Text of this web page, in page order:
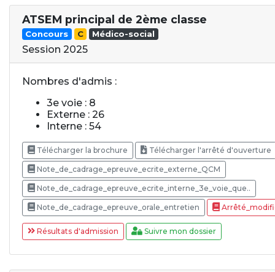
ATSEM principal de 2ème classe
Concours C Médico-social
Session 2025
Nombres d'admis :
3e voie : 8
Externe : 26
Interne : 54
Télécharger la brochure Télécharger l'arrêté d'ouverture
Note_de_cadrage_epreuve_ecrite_externe_QCM
Note_de_cadrage_epreuve_ecrite_interne_3e_voie_que..
Note_de_cadrage_epreuve_orale_entretien
Résultats d'admission Suivre mon dossier